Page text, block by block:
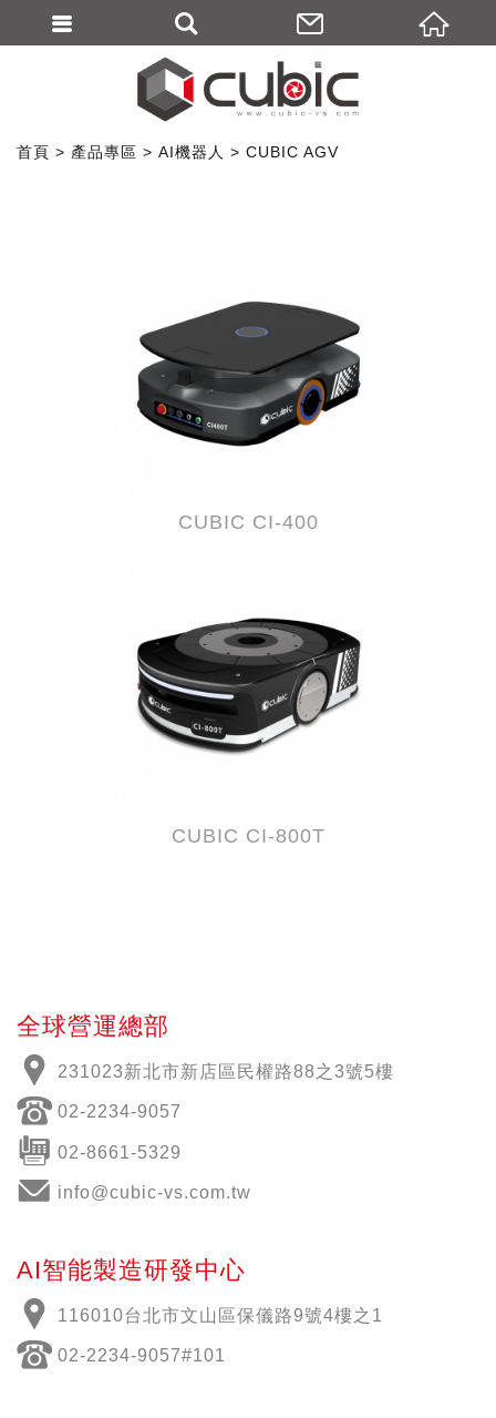
首頁 產品專區 AI機器人 CUBIC AGV
CUBIC CI-400
CUBIC CI-800T
全球營運總部
231023新北市新店區民權路88之3號5樓
02-2234-9057
02-8661-5329
info@cubic-vs.com.tw
AI智能製造研發中心
116010台北市文山區保儀路9號4樓之1
02-2234-9057#101